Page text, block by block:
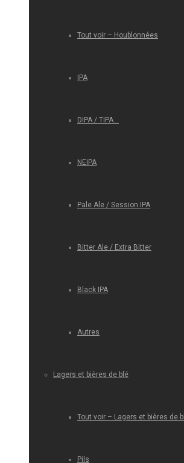
Tout voir – Houblonnées
IPA
DIPA / TIPA…
NEIPA
Pale Ale / Session IPA
Bitter Ale / Extra Bitter
Black IPA
Autres
Lagers et bières de blé
Tout voir – Lagers et bières de
Pils